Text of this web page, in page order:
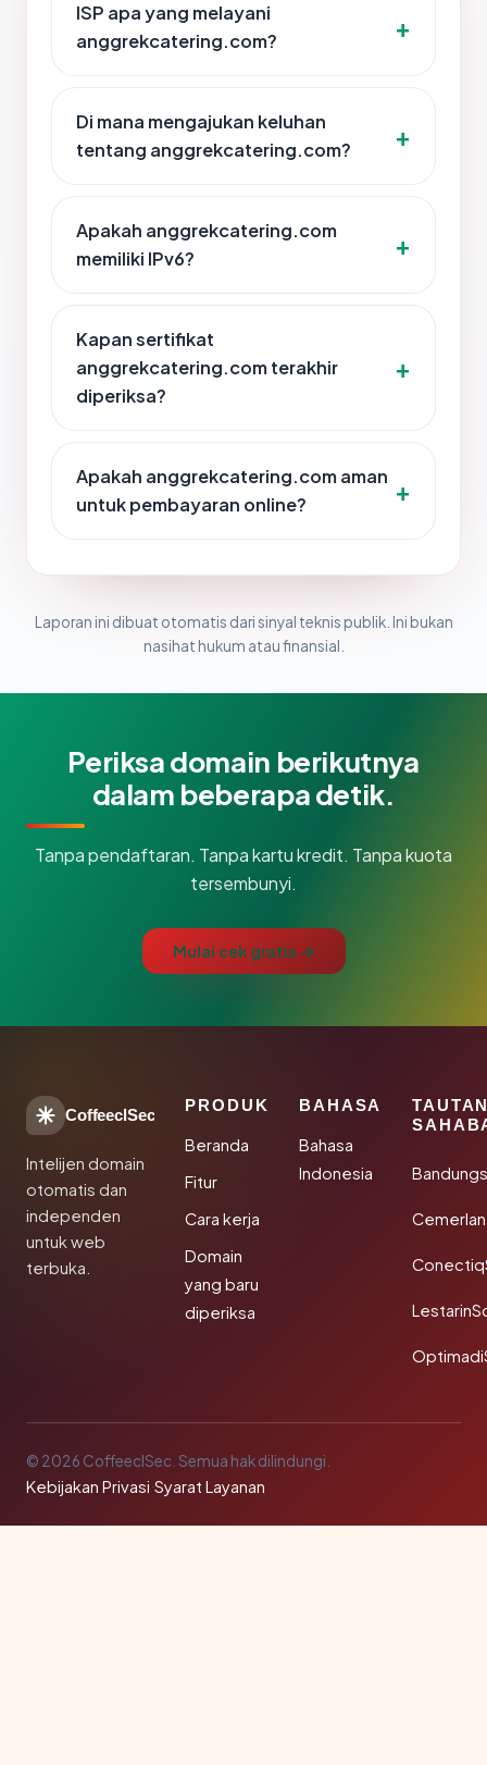
ISP apa yang melayani
anggrekcatering.com?
Di mana mengajukan keluhan
tentang anggrekcatering.com?
Apakah anggrekcatering.com
memiliki IPv6?
Kapan sertifikat
anggrekcatering.com terakhir
diperiksa?
Apakah anggrekcatering.com aman
untuk pembayaran online?
Laporan ini dibuat otomatis dari sinyal teknis publik. Ini bukan
nasihat hukum atau finansial.
Periksa domain berikutnya
dalam beberapa detik.
Tanpa pendaftaran. Tanpa kartu kredit. Tanpa kuota
tersembunyi.
Mulai cek gratis →
CoffeeclSec
Intelijen domain
otomatis dan
independen
untuk web
terbuka.
PRODUK
Beranda
Fitur
Cara kerja
Domain
yang baru
diperiksa
BAHASA
Bahasa
Indonesia
© 2026 CoffeeclSec. Semua hak dilindungi.
Kebijakan Privasi·Syarat Layanan